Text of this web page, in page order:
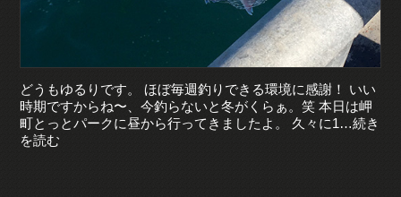
どうもゆるりです。 ほぼ毎週釣りできる環境に感謝！ いい
時期ですからね〜、今釣らないと冬がくらぁ。笑 本日は岬
町とっとパークに昼から行ってきましたよ。 久々に1…続き
を読む